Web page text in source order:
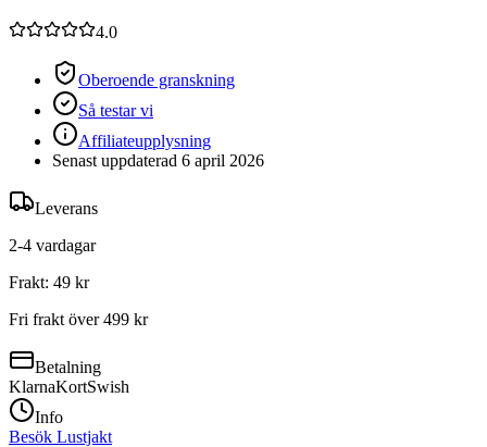
4.0
Oberoende granskning
Så testar vi
Affiliateupplysning
Senast uppdaterad 6 april 2026
Leverans
2-4 vardagar
Frakt: 49 kr
Fri frakt över 499 kr
Betalning
KlarnaKortSwish
Info
Besök Lustjakt